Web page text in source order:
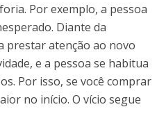
Por exemplo, a pessoa
Diante da
prestar atenção ao novo
e a pessoa se habitua
Por isso, se você comprar
no início. O vício segue